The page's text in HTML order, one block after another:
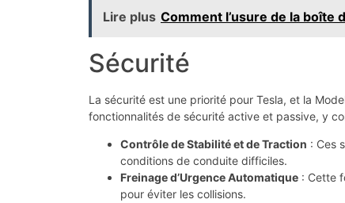
Lire plus Comment l’usure de la boîte
Sécurité
La sécurité est une priorité pour Tesla, et la
fonctionnalités de sécurité active et passive, y
Contrôle de Stabilité et de Traction : Ces
conditions de conduite difficiles.
Freinage d’Urgence Automatique : Cette
pour éviter les collisions.